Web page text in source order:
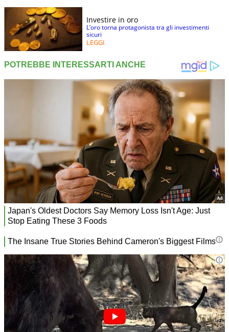
Investire in oro
L’oro torna protagonista tra gli investimenti
sicuri
LEGGI